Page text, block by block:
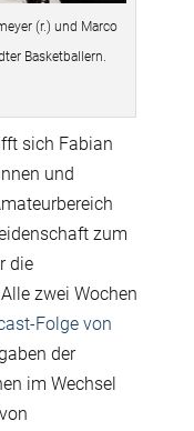
(r.) und Marco
Basketballern.
sich Fabian
und
zum
die
zwei Wochen
Folge von
der
im Wechsel